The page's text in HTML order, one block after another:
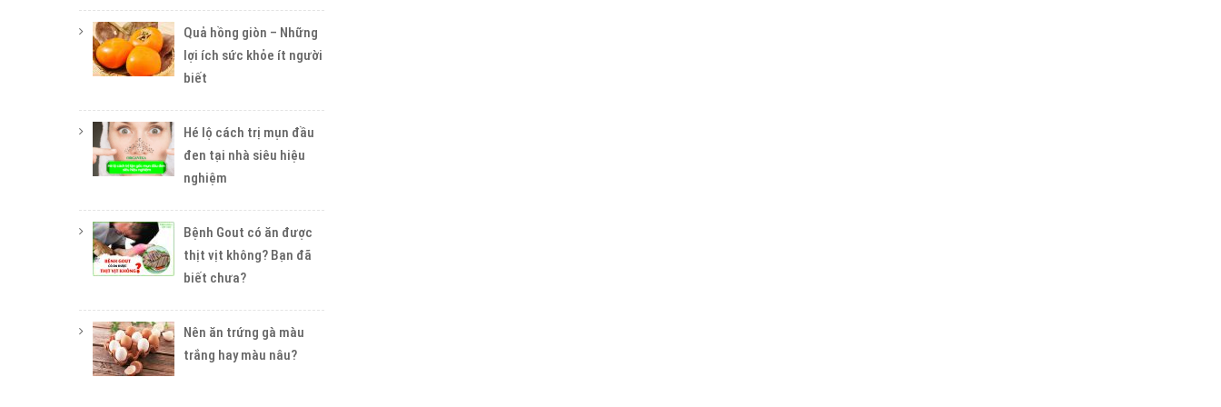
Quả hồng giòn – Những
lợi ích sức khỏe ít người
biết
Hé lộ cách trị mụn đầu
đen tại nhà siêu hiệu
nghiệm
Bệnh Gout có ăn được
thịt vịt không? Bạn đã
biết chưa?
Nên ăn trứng gà màu
trắng hay màu nâu?